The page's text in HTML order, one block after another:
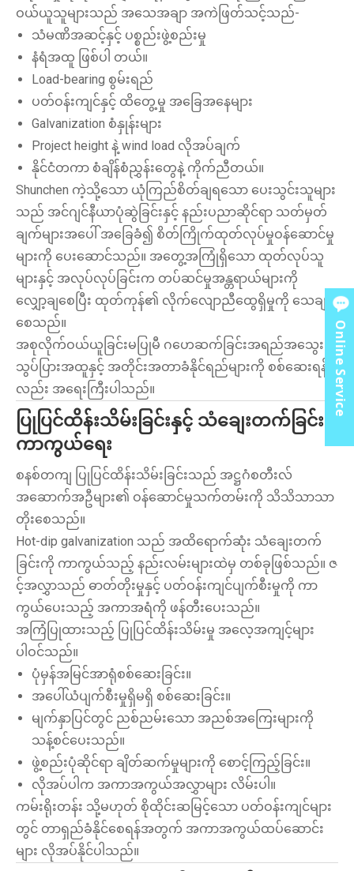
ဝယ်ယူသူများသည် အသေအချာ အကဲဖြတ်သင့်သည်-
သံမဏိအဆင့်နှင့် ပစ္စည်းဖွဲ့စည်းမှု
နံရံအထူ ဖြစ်ပါ တယ်။
Load-bearing စွမ်းရည်
ပတ်ဝန်းကျင်နှင့် ထိတွေ့မှု အခြေအနေများ
Galvanization စံနှုန်းများ
Project height နဲ့ wind load လိုအပ်ချက်
နိုင်ငံတကာ စံချိန်စံညွှန်းတွေနဲ့ ကိုက်ညီတယ်။
Shunchen ကဲ့သို့သော ယုံကြည်စိတ်ချရသော ပေးသွင်းသူများ
သည် အင်ဂျင်နီယာပုံဆွဲခြင်းနှင့် နည်းပညာဆိုင်ရာ သတ်မှတ်
ချက်များအပေါ် အခြေခံ၍ စိတ်ကြိုက်ထုတ်လုပ်မှုဝန်ဆောင်မှု
များကို ပေးဆောင်သည်။ အတွေ့အကြုံရှိသော ထုတ်လုပ်သူ
များနှင့် အလုပ်လုပ်ခြင်းက တပ်ဆင်မှုအန္တရာယ်များကို
လျှော့ချစေပြီး ထုတ်ကုန်၏ လိုက်လျောညီထွေရှိမှုကို သေချာ
စေသည်။
အစုလိုက်ဝယ်ယူခြင်းမပြုမီ ဂဟေဆက်ခြင်းအရည်အသွေး၊
သွပ်ပြားအထူနှင့် အတိုင်းအတာခံနိုင်ရည်များကို စစ်ဆေးရန်
လည်း အရေးကြီးပါသည်။
ပြုပြင်ထိန်းသိမ်းခြင်းနှင့် သံချေးတက်ခြင်း
ကာကွယ်ရေး
စနစ်တကျ ပြုပြင်ထိန်းသိမ်းခြင်းသည် အဋ္ဌဂံစတီးလ်
အဆောက်အဦများ၏ ဝန်ဆောင်မှုသက်တမ်းကို သိသိသာသာ
တိုးစေသည်။
Hot-dip galvanization သည် အထိရောက်ဆုံး သံချေးတက်
ခြင်းကို ကာကွယ်သည့် နည်းလမ်းများထဲမှ တစ်ခုဖြစ်သည်။ ဇ
င့်အလွှာသည် ဓာတ်တိုးမှုနှင့် ပတ်ဝန်းကျင်ပျက်စီးမှုကို ကာ
ကွယ်ပေးသည့် အကာအရံကို ဖန်တီးပေးသည်။
အကြံပြုထားသည့် ပြုပြင်ထိန်းသိမ်းမှု အလေ့အကျင့်များ
ပါဝင်သည်။
ပုံမှန်အမြင်အာရုံစစ်ဆေးခြင်း။
အပေါ်ယံပျက်စီးမှုရှိမရှိ စစ်ဆေးခြင်း။
မျက်နှာပြင်တွင် ညစ်ညမ်းသော အညစ်အကြေးများကို
သန့်စင်ပေးသည်။
ဖွဲ့စည်းပုံဆိုင်ရာ ချိတ်ဆက်မှုများကို စောင့်ကြည့်ခြင်း။
လိုအပ်ပါက အကာအကွယ်အလွှာများ လိမ်းပါ။
ကမ်းရိုးတန်း သို့မဟုတ် စိုထိုင်းဆမြင့်သော ပတ်ဝန်းကျင်များ
တွင် တာရှည်ခံနိုင်စေရန်အတွက် အကာအကွယ်ထပ်ဆောင်း
များ လိုအပ်နိုင်ပါသည်။
Online Service